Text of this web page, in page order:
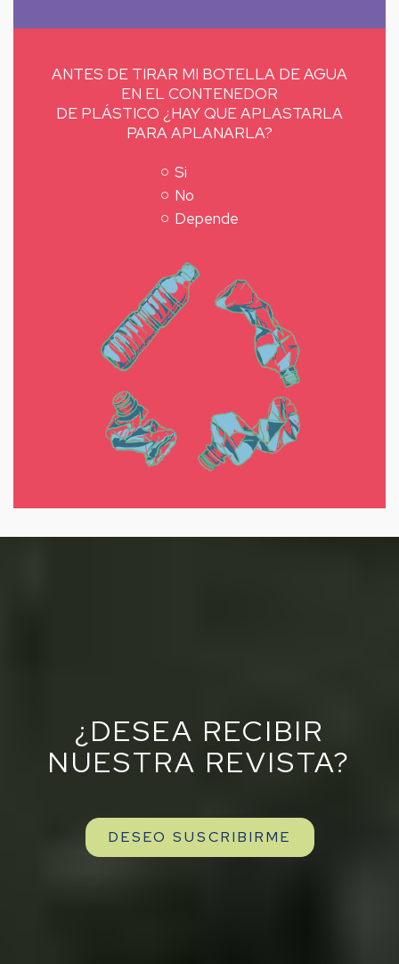
ANTES DE TIRAR MI BOTELLA DE AGUA
EN EL CONTENEDOR
DE PLÁSTICO ¿HAY QUE APLASTARLA
PARA APLANARLA?
Si
No
Depende
¿DESEA RECIBIR
NUESTRA REVISTA?
DESEO SUSCRIBIRME